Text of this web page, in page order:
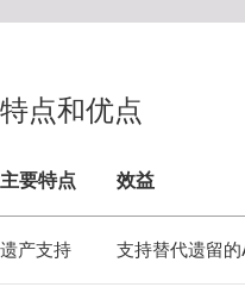
特点和优点
主要特点 效益
遗产支持 支持替代遗留的